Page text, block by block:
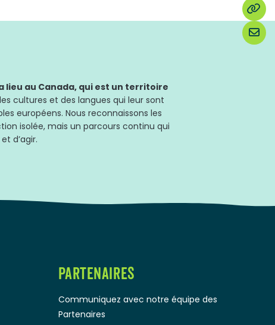
lieu au Canada, qui est un territoire
cultures et des langues qui leur sont
européens. Nous reconnaissons les
isolée, mais un parcours continu qui
d’agir.
PARTENAIRES
Communiquez avec notre équipe des
Partenaires